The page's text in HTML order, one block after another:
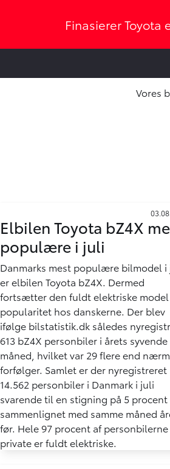
Finasierer Toyota
Vores
Elbilen Toyota bZ4X
populære i juli
Danmarks mest populære bilmodel i
er elbilen Toyota bZ4X. Dermed
fortsætter den fuldt elektriske model
popularitet hos danskerne. Der blev
ifølge bilstatistik.dk således
613 bZ4X personbiler i årets syvende
måned, hvilket var 29 flere end
forfølger. Samlet er der nyregistreret
14.562 personbiler i Danmark i juli
svarende til en stigning på 5 procent
sammenlignet med samme måned
før. Hele 97 procent af
private er fuldt elektriske.